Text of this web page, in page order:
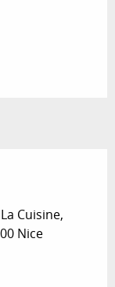
Cuisine,
Nice